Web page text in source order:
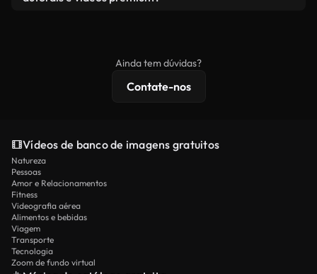
licenciamento estendidas.
Ainda tem dúvidas?
Contate-nos
Vídeos de banco de imagens gratuitos
Natureza
Pessoas
Amor e Relacionamentos
Fitness
Videografia aérea
Alimentos e bebidas
Viagem
Transporte
Tecnologia
Zoom de fundo virtual